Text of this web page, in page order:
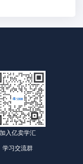
加入亿卖学汇
学习交流群